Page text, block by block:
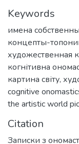
Keywords
имена
концепты-
художественная
когнітивна
картина світу,
cognitive
the artistic world
Citation
Записки з